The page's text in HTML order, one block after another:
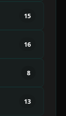
15
16
8
13